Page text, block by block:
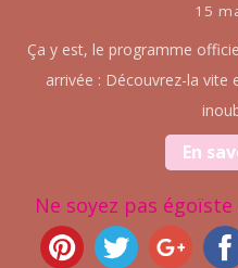
15
Ça y est, le programme
arrivée : Découvrez-la vite
En
Ne soyez pas